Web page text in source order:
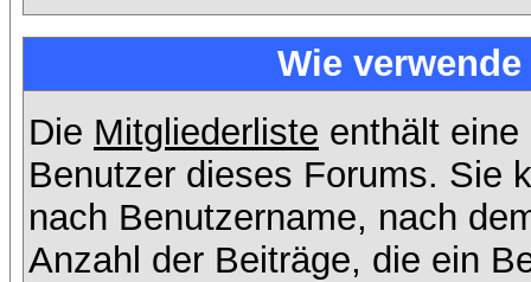
Wie
Die Mitgliederliste enthält
Benutzer dieses Forums. Sie
nach Benutzername, nach
Anzahl der Beiträge, die ein